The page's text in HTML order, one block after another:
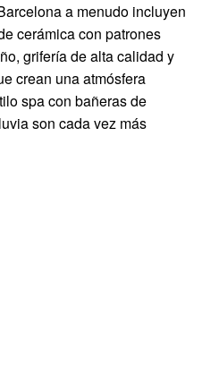
a menudo incluyen
cerámica con patrones
grifería de alta calidad y
crean una atmósfera
spa con bañeras de
son cada vez más